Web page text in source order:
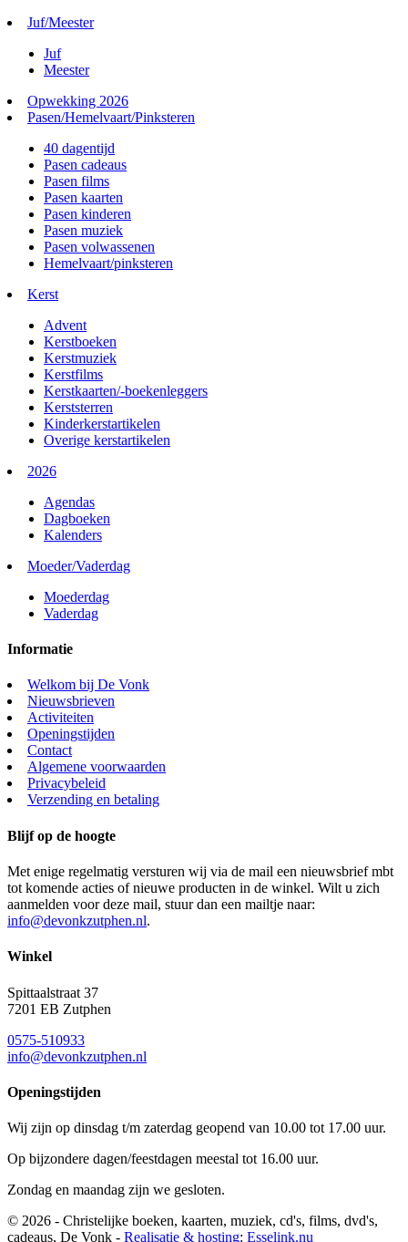
Juf/Meester
Juf
Meester
Opwekking 2026
Pasen/Hemelvaart/Pinksteren
40 dagentijd
Pasen cadeaus
Pasen films
Pasen kaarten
Pasen kinderen
Pasen muziek
Pasen volwassenen
Hemelvaart/pinksteren
Kerst
Advent
Kerstboeken
Kerstmuziek
Kerstfilms
Kerstkaarten/-boekenleggers
Kerststerren
Kinderkerstartikelen
Overige kerstartikelen
2026
Agendas
Dagboeken
Kalenders
Moeder/Vaderdag
Moederdag
Vaderdag
Informatie
Welkom bij De Vonk
Nieuwsbrieven
Activiteiten
Openingstijden
Contact
Algemene voorwaarden
Privacybeleid
Verzending en betaling
Blijf op de hoogte
Met enige regelmatig versturen wij via de mail een nieuwsbrief mbt
tot komende acties of nieuwe producten in de winkel. Wilt u zich
aanmelden voor deze mail, stuur dan een mailtje naar:
info@devonkzutphen.nl.
Winkel
Spittaalstraat 37
7201 EB Zutphen
0575-510933
info@devonkzutphen.nl
Openingstijden
Wij zijn op dinsdag t/m zaterdag geopend van 10.00 tot 17.00 uur.
Op bijzondere dagen/feestdagen meestal tot 16.00 uur.
Zondag en maandag zijn we gesloten.
© 2026 - Christelijke boeken, kaarten, muziek, cd's, films, dvd's,
cadeaus, De Vonk - Realisatie & hosting: Esselink.nu